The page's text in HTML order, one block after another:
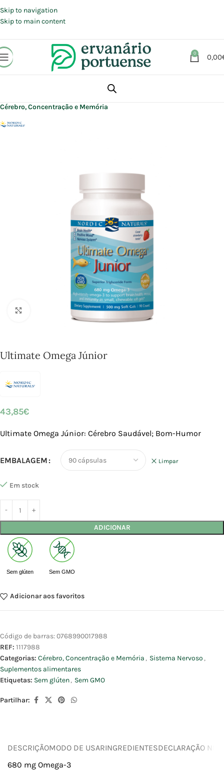
Skip to navigation
Skip to main content
0 0,00
Suplementos alimentares
Cérebro, Concentração e Memória
Click to enlarge
Ultimate Omega Júnior
43,85€
Ultimate Omega Júnior: Cérebro Saudável; Bom-Humor
EMBALAGEM Limpar
Em stock
ADICIONAR
Sem glúten Sem GMO
Adicionar aos favoritos
Código de barras:0768990017988
REF: 1117988
Categorias: Cérebro, Concentração e Memória , Sistema Nervoso ,
Suplementos alimentares
Etiquetas: Sem glúten, Sem GMO
Partilhar:
DESCRIÇÃOMODO DE USARINGREDIENTESDECLARAÇÃO
680 mg Omega-3